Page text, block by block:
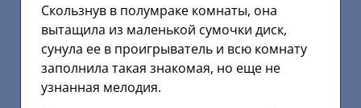
Скользнув в полумраке комнаты, она
вытащила из маленькой сумочки диск,
сунула ее в проигрыватель и всю комнату
заполнила такая знакомая, но еще не
узнанная мелодия.